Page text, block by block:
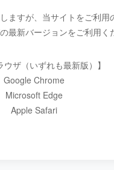
ますが、当サイトをご利用
最新バージョンをご利用く
ウザ（いずれも最新版）】
Google Chrome
Microsoft Edge
Apple Safari